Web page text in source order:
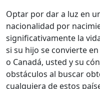
Optar por dar a luz en
nacionalidad por
significativamente la
si su hijo se convierte
o Canadá, usted y su
obstáculos al buscar
cualquiera de estos